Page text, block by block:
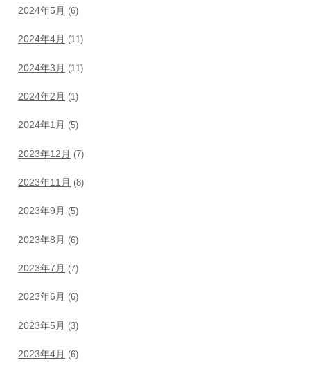
2024年5月 (6)
2024年4月 (11)
2024年3月 (11)
2024年2月 (1)
2024年1月 (5)
2023年12月 (7)
2023年11月 (8)
2023年9月 (5)
2023年8月 (6)
2023年7月 (7)
2023年6月 (6)
2023年5月 (3)
2023年4月 (6)